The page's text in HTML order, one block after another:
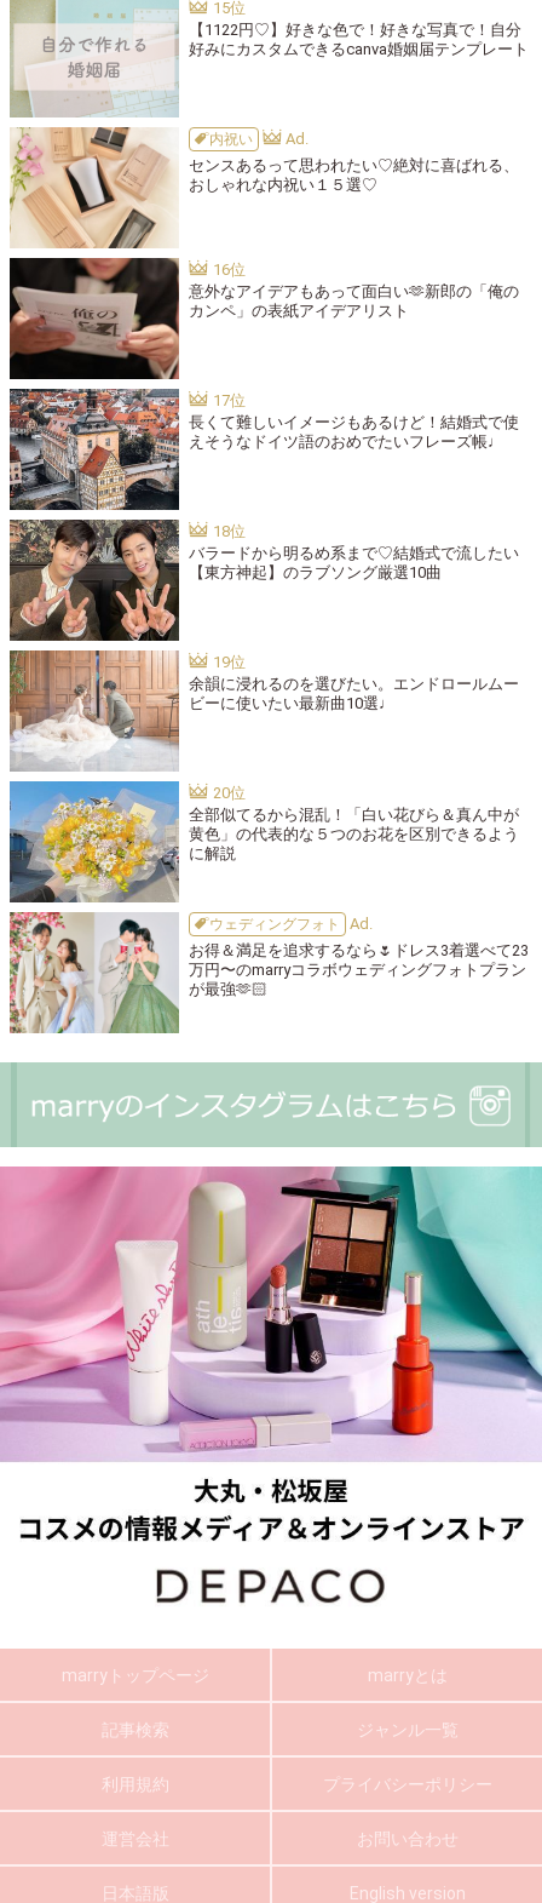
【1122円♡】好きな色で！好きな写真で！自分
好みにカスタムできるcanva婚姻届テンプレート
内祝い
センスあるって思われたい♡絶対に喜ばれる、
おしゃれな内祝い１５選♡
意外なアイデアもあって面白い🫶新郎の「俺の
カンペ」の表紙アイデアリスト
長くて難しいイメージもあるけど！結婚式で使
えそうなドイツ語のおめでたいフレーズ帳♩
バラードから明るめ系まで♡結婚式で流したい
【東方神起】のラブソング厳選10曲
余韻に浸れるのを選びたい。エンドロールムー
ビーに使いたい最新曲10選♩
全部似てるから混乱！「白い花びら＆真ん中が
黄色」の代表的な５つのお花を区別できるよう
に解説
ウェディングフォト
お得＆満足を追求するなら🌷ドレス3着選べて23
万円〜のmarryコラボウェディングフォトプラン
が最強🫶🏻
marryトップページ marryとは
記事検索 ジャンル一覧
利用規約 プライバシーポリシー
運営会社 お問い合わせ
日本語版 English version